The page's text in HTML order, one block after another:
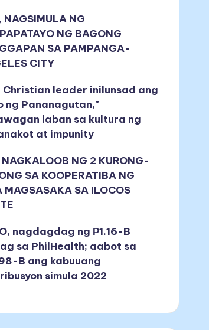
NAGSIMULA NG
NG BAGONG
SA PAMPANGA-
CITY
Christian leader inilunsad ang
ng Pananagutan,"
laban sa kultura ng
at impunity
NAGKALOOB NG 2 KURONG-
SA KOOPERATIBA NG
MAGSASAKA SA ILOCOS
nagdagdag ng ₱1.16-B
sa PhilHealth; aabot sa
B ang kabuuang
simula 2022